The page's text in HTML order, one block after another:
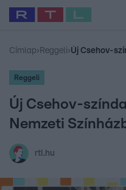
Legfrissebb RTL Híradó
Babits Marcella
Címlap› Reggeli›
Reggeli
Új Csehov-
Nemzeti
rtl.hu